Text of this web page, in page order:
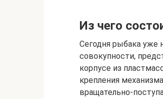
Из чего
Сегодня рыбака уже
совокупности,
корпусе из
крепления
вращательно-